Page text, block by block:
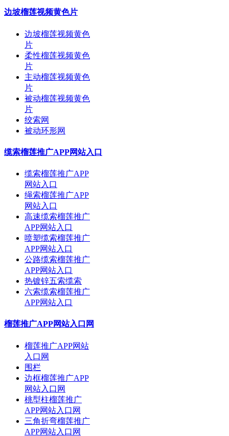
边坡榴莲视频黄色片
边坡榴莲视频黄色
片
柔性榴莲视频黄色
片
主动榴莲视频黄色
片
被动榴莲视频黄色
片
绞索网
被动环形网
缆索榴莲推广APP网站入口
缆索榴莲推广APP
网站入口
绳索榴莲推广APP
网站入口
高速缆索榴莲推广
APP网站入口
喷塑缆索榴莲推广
APP网站入口
公路缆索榴莲推广
APP网站入口
热镀锌五索缆索
六索缆索榴莲推广
APP网站入口
榴莲推广APP网站入口网
榴莲推广APP网站
入口网
围栏
边框榴莲推广APP
网站入口网
桃型柱榴莲推广
APP网站入口网
三角折弯榴莲推广
APP网站入口网